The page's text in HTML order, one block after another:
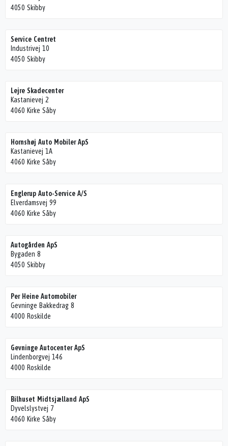
4050 Skibby
Service Centret
Industrivej 10
4050 Skibby
Lejre Skadecenter
Kastanievej 2
4060 Kirke Såby
Hornshøj Auto Mobiler ApS
Kastanievej 1A
4060 Kirke Såby
Englerup Auto-Service A/S
Elverdamsvej 99
4060 Kirke Såby
Autogården ApS
Bygaden 8
4050 Skibby
Per Heine Automobiler
Gevninge Bakkedrag 8
4000 Roskilde
Gevninge Autocenter ApS
Lindenborgvej 146
4000 Roskilde
Bilhuset Midtsjælland ApS
Dyvelslystvej 7
4060 Kirke Såby